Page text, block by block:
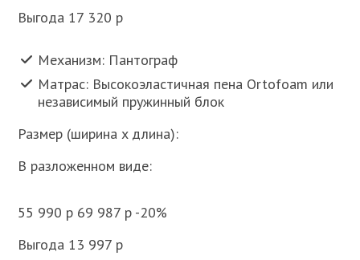
Выгода 17 320 p
Механизм: Пантограф
Матрас: Высокоэластичная пена Ortofoam или
независимый пружинный блок
Размер (ширина x длина):
В разложенном виде:
55 990 p 69 987 p -20%
Выгода 13 997 p